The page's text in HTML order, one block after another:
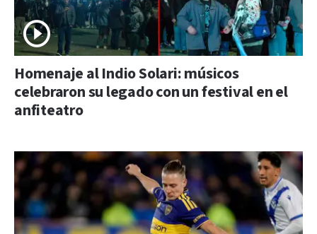
Homenaje al Indio Solari: músicos
celebraron su legado con un festival en el
anfiteatro